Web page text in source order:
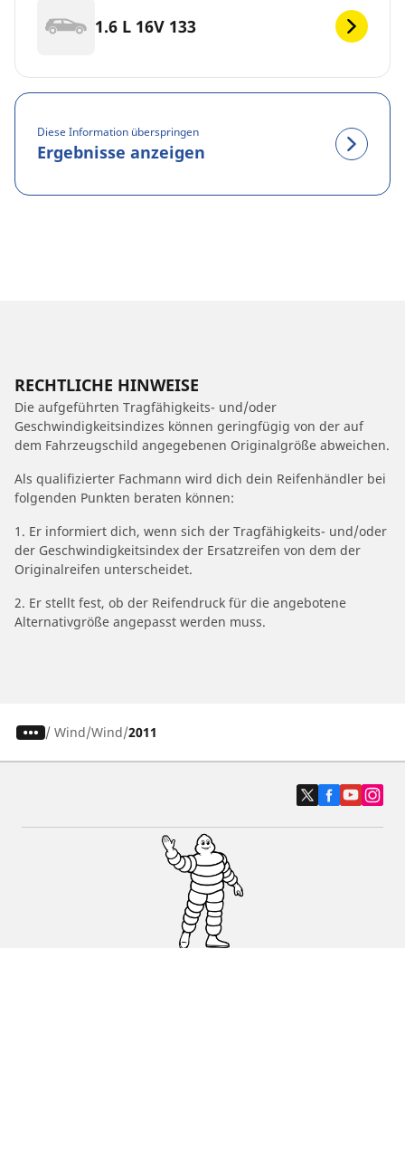
1.6 L 16V 133
Diese Information überspringen
Ergebnisse anzeigen
RECHTLICHE HINWEISE
Die aufgeführten Tragfähigkeits- und/oder
Geschwindigkeitsindizes können geringfügig von der auf
dem Fahrzeugschild angegebenen Originalgröße abweichen.
Als qualifizierter Fachmann wird dich dein Reifenhändler bei
folgenden Punkten beraten können:
1. Er informiert dich, wenn sich der Tragfähigkeits- und/oder
der Geschwindigkeitsindex der Ersatzreifen von dem der
Originalreifen unterscheidet.
2. Er stellt fest, ob der Reifendruck für die angebotene
Alternativgröße angepasst werden muss.
/ Wind Wind 2011